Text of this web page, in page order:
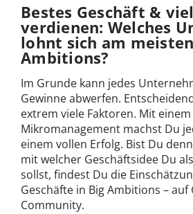
Bestes Geschäft &
verdienen: Welches
lohnt sich am
Ambitions?
Im Grunde kann jedes
Gewinne abwerfen.
extrem viele Faktoren. Mit einem
Mikromanagement machst Du
einem vollen Erfolg. Bist Du
mit welcher Geschäftsidee Du
sollst, findest Du die
Geschäfte in Big Ambitions –
Community.